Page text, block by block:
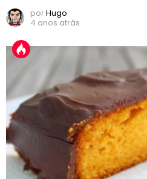
porHugo
4 anos atrás